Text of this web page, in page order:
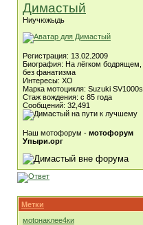
Димастый
Ниучюжыдь
Регистрация: 13.02.2009
Биография: На лёгком бодрящем,
без фанатизма
Интересы: ХО
Марка мотоцикля: Suzuki SV1000s
Стаж вождения: с 85 года
Сообщений: 32,491
Наш мотофорум - мотофорум
Упыри.орг
Метки
моtонаклее4ки